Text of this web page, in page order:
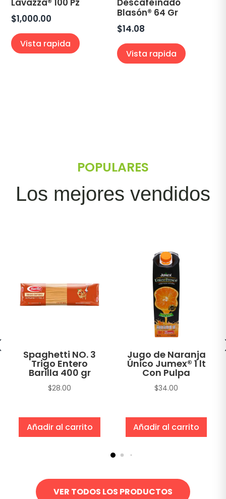
Lavazza® 100 Pz
$1,000.00
Vista rapida
Descafeínado
Blasón® 64 Gr
$14.08
Vista rapida
POPULARES
Los mejores vendidos
Spaghetti NO. 3
Trigo Entero
Barilla 400 gr
$28.00
Añadir al carrito
Jugo de Naranja
Único Jumex® 1 lt
Con Pulpa
$34.00
Añadir al carrito
VER TODOS LOS PRODUCTOS